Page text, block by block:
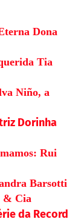
Dona
Tia
Niño, a
Dorinha
Rui
Barsotti
& Cia
da Record